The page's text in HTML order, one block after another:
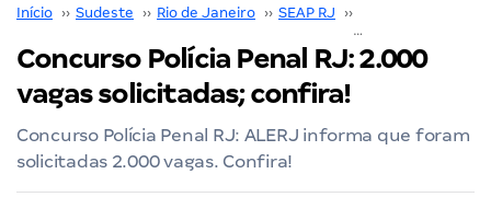
Início ›› Sudeste ›› Rio de Janeiro ›› SEAP RJ ››
Concurso Polícia Penal RJ: 2.000
vagas solicitadas; confira!
Concurso Polícia Penal RJ: ALERJ informa que foram
solicitadas 2.000 vagas. Confira!